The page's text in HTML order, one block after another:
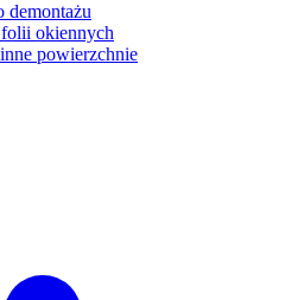
demontażu
okiennych
powierzchnie